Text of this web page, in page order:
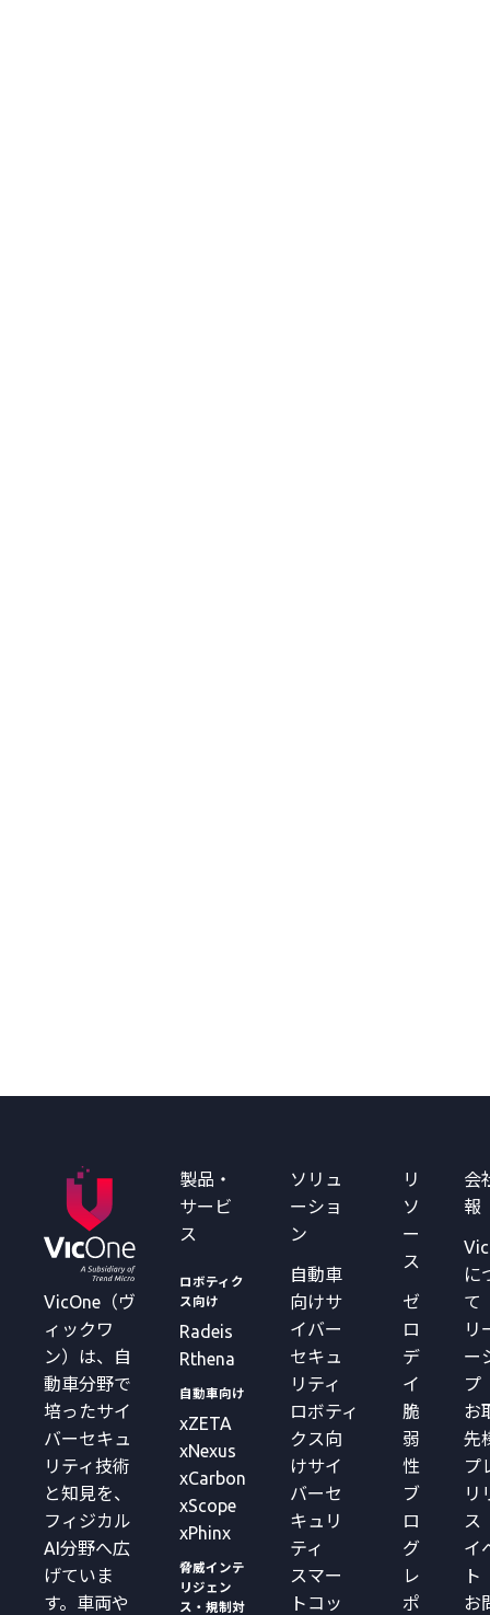
VicOne（ヴ
ィックワ
ン）は、自
動車分野で
培ったサイ
バーセキュ
リティ技術
と知見を、
フィジカル
AI分野へ広
げていま
す。車両や
製品・
サービ
ス
ロボティク
ス向け
Radeis
Rthena
自動車向け
xZETA
xNexus
xCarbon
xScope
xPhinx
脅威インテ
リジェン
ス・規制対
ソリュ
ーショ
ン
自動車
向けサ
イバー
セキュ
リティ
ロボティ
クス向
けサイ
バーセ
キュリ
ティ
スマー
トコッ
リ
ソ
ー
ス
ゼ
ロ
デ
イ
脆
弱
性
ブ
ロ
グ
レ
ポ
会
報
に
て
リ
ー
プ
お
先
プ
リ
ス
イ
ト
お